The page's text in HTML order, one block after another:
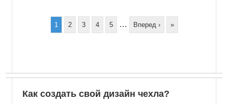
Page
1 Page
2 Page
3 Page
4 Page
5 …
Следующая
страница
Вперед ›
Последняя
страница
»
Как создать свой дизайн чехла?